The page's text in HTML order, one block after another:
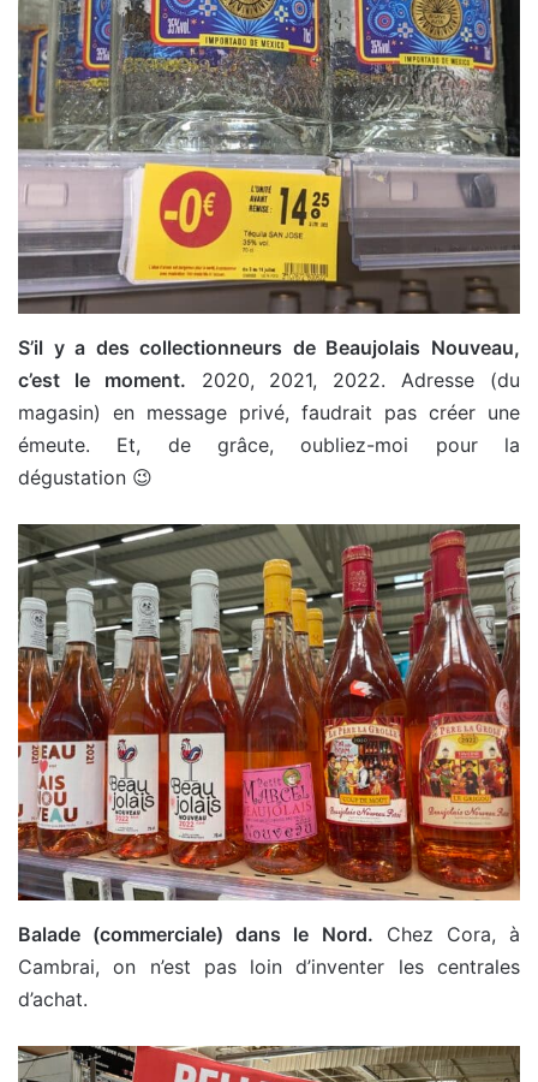
S’il y a des collectionneurs de Beaujolais Nouveau,
c’est le moment. 2020, 2021, 2022. Adresse (du
magasin) en message privé, faudrait pas créer une
émeute. Et, de grâce, oubliez-moi pour la
dégustation 😉
Balade (commerciale) dans le Nord. Chez Cora, à
Cambrai, on n’est pas loin d’inventer les centrales
d’achat.